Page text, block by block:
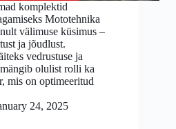
komplektid
Mototehnika
välimuse küsimus –
ja jõudlust.
vedrustuse ja
olulist rolli ka
mis on optimeeritud
24, 2025